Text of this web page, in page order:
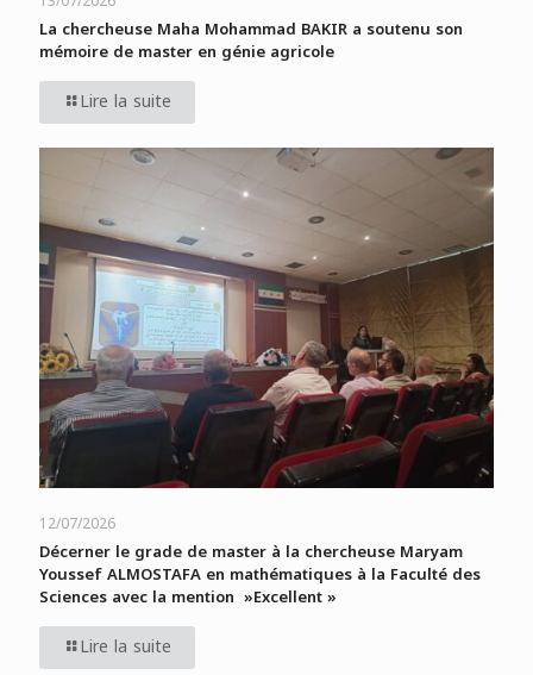
La chercheuse Maha Mohammad BAKIR a soutenu son
mémoire de master en génie agricole
Lire la suite
12/07/2026
Décerner le grade de master à la chercheuse Maryam
Youssef ALMOSTAFA en mathématiques à la Faculté des
Sciences avec la mention »Excellent »
Lire la suite